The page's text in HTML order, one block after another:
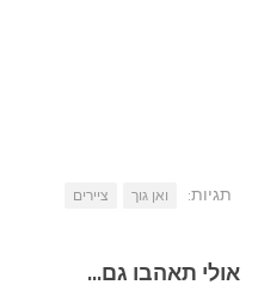
תגיות: ואן גוך ציירים
אולי תאהבו גם...